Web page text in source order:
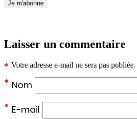
Laisser un commentaire
Votre adresse e-mail ne sera pas publiée.
*
Nom
*
E-mail
*